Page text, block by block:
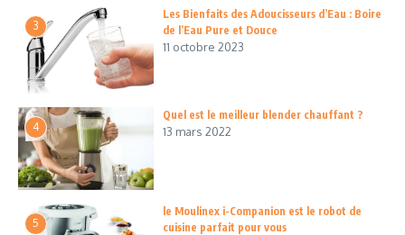
3
Les Bienfaits des Adoucisseurs d’Eau : Boire
de l’Eau Pure et Douce
11 octobre 2023
4
Quel est le meilleur blender chauffant ?
13 mars 2022
5
le Moulinex i-Companion est le robot de
cuisine parfait pour vous